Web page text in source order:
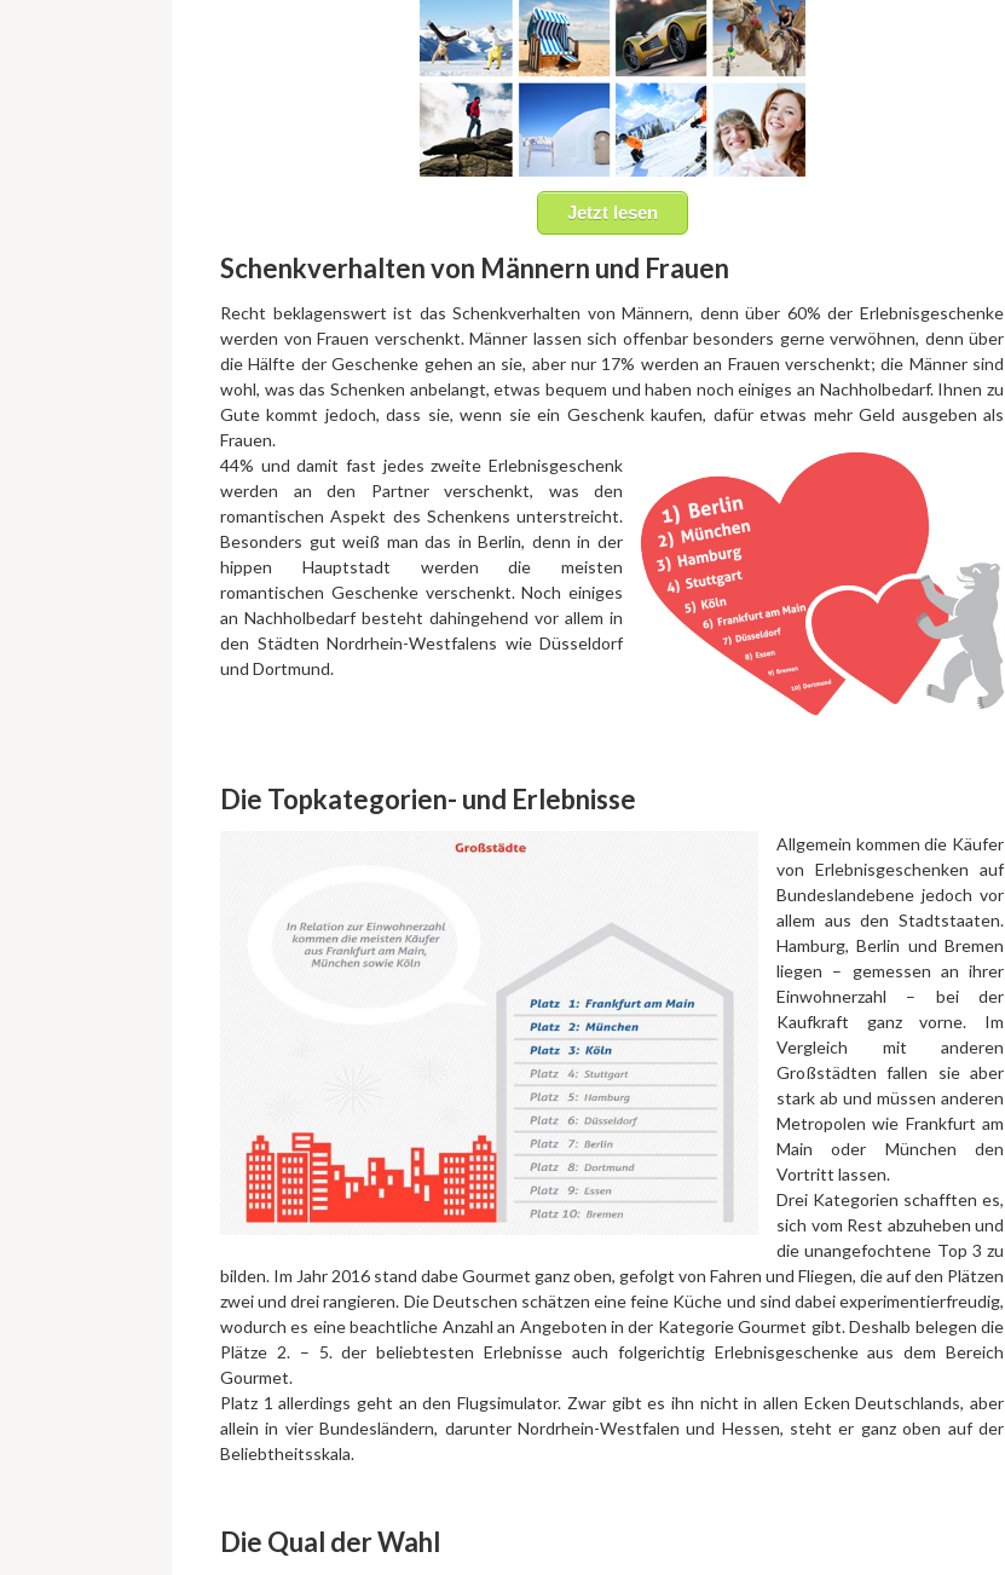
Jetzt lesen
Schenkverhalten von Männern und Frauen
Recht beklagenswert ist das Schenkverhalten von Männern, denn über 60% der Erlebnisgeschenke
werden von Frauen verschenkt. Männer lassen sich offenbar besonders gerne verwöhnen, denn über
die Hälfte der Geschenke gehen an sie, aber nur 17% werden an Frauen verschenkt; die Männer sind
wohl, was das Schenken anbelangt, etwas bequem und haben noch einiges an Nachholbedarf. Ihnen zu
Gute kommt jedoch, dass sie, wenn sie ein Geschenk kaufen, dafür etwas mehr Geld ausgeben als
Frauen.
44% und damit fast jedes zweite Erlebnisgeschenk
werden an den Partner verschenkt, was den
romantischen Aspekt des Schenkens unterstreicht.
Besonders gut weiß man das in Berlin, denn in der
hippen Hauptstadt werden die meisten
romantischen Geschenke verschenkt. Noch einiges
an Nachholbedarf besteht dahingehend vor allem in
den Städten Nordrhein-Westfalens wie Düsseldorf
und Dortmund.
Die Topkategorien- und Erlebnisse
Allgemein kommen die Käufer
von Erlebnisgeschenken auf
Bundeslandebene jedoch vor
allem aus den Stadtstaaten.
Hamburg, Berlin und Bremen
liegen – gemessen an ihrer
Einwohnerzahl – bei der
Kaufkraft ganz vorne. Im
Vergleich mit anderen
Großstädten fallen sie aber
stark ab und müssen anderen
Metropolen wie Frankfurt am
Main oder München den
Vortritt lassen.
Drei Kategorien schafften es,
sich vom Rest abzuheben und
die unangefochtene Top 3 zu
bilden. Im Jahr 2016 stand dabe Gourmet ganz oben, gefolgt von Fahren und Fliegen, die auf den Plätzen
zwei und drei rangieren. Die Deutschen schätzen eine feine Küche und sind dabei experimentierfreudig,
wodurch es eine beachtliche Anzahl an Angeboten in der Kategorie Gourmet gibt. Deshalb belegen die
Plätze 2. – 5. der beliebtesten Erlebnisse auch folgerichtig Erlebnisgeschenke aus dem Bereich
Gourmet.
Platz 1 allerdings geht an den Flugsimulator. Zwar gibt es ihn nicht in allen Ecken Deutschlands, aber
allein in vier Bundesländern, darunter Nordrhein-Westfalen und Hessen, steht er ganz oben auf der
Beliebtheitsskala.
Die Qual der Wahl